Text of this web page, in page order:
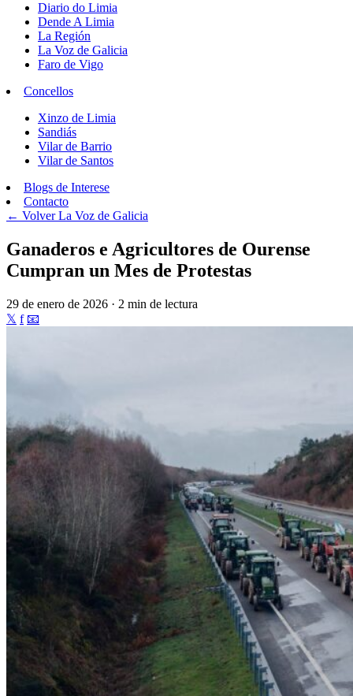
Diario do Limia
Dende A Limia
La Región
La Voz de Galicia
Faro de Vigo
Concellos
Xinzo de Limia
Sandiás
Vilar de Barrio
Vilar de Santos
Blogs de Interese
Contacto
← VolverLa Voz de Galicia
Ganaderos e Agricultores de Ourense
Cumpran un Mes de Protestas
29 de enero de 2026 · 2 min de lectura
𝕏 f 📧